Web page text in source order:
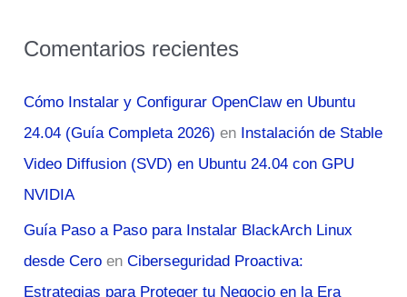
Comentarios recientes
Cómo Instalar y Configurar OpenClaw en Ubuntu
24.04 (Guía Completa 2026) en Instalación de Stable
Video Diffusion (SVD) en Ubuntu 24.04 con GPU
NVIDIA
Guía Paso a Paso para Instalar BlackArch Linux
desde Cero enCiberseguridad Proactiva:
Estrategias para Proteger tu Negocio en la Era